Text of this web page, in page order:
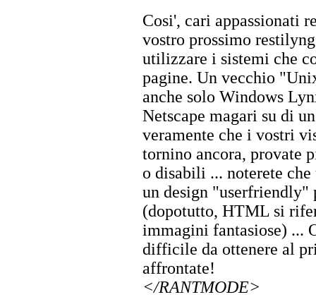
Cosi', cari appassionati
vostro prossimo
utilizzare i sistemi che
pagine. Un vecchio
anche solo Windows
Netscape magari su di
veramente che i vostri
tornino ancora, provate
o disabili ... noterete
un design "userfriendly"
(dopotutto, HTML si
immagini fantasiose) ...
difficile da ottenere al
affrontate!
</RANTMODE>